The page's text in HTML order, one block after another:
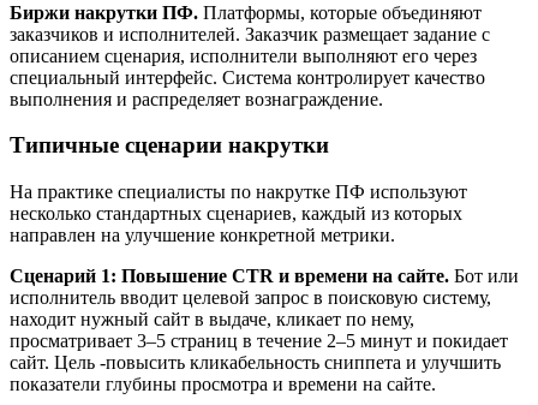
Биржи накрутки ПФ. Платформы, которые объединяют
заказчиков и исполнителей. Заказчик размещает задание с
описанием сценария, исполнители выполняют его через
специальный интерфейс. Система контролирует качество
выполнения и распределяет вознаграждение.
Типичные сценарии накрутки
На практике специалисты по накрутке ПФ используют
несколько стандартных сценариев, каждый из которых
направлен на улучшение конкретной метрики.
Сценарий 1: Повышение CTR и времени на сайте. Бот или
исполнитель вводит целевой запрос в поисковую систему,
находит нужный сайт в выдаче, кликает по нему,
просматривает 3–5 страниц в течение 2–5 минут и покидает
сайт. Цель -повысить кликабельность сниппета и улучшить
показатели глубины просмотра и времени на сайте.